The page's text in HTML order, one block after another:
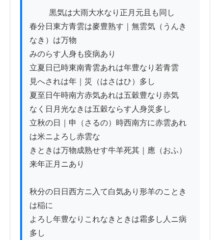
春分日東方青雲は麥豊熟す｜無雲気（うんき
なき）は万物
みのらす人身も疫病あり
立夏日已時東南青雲あれは年豊なり若青雲
見へされは年｜災（はさはひ）多し
夏至日午時南方赤気あれは五穀豊なり赤気
なく日月光なきは五穀ならす人身災多し
立秋の日｜申（さるの）時西南方に赤雲あれ
は米ニよろし赤雲な
きときは万物成熟せす牛羊死其｜應（おふ）
来年正月ニあり
秋分の日日西方ニ入て白気あり形羊のことき
は稲に
よろし年豊なりこれなきときは霜多し人ニ病
多し